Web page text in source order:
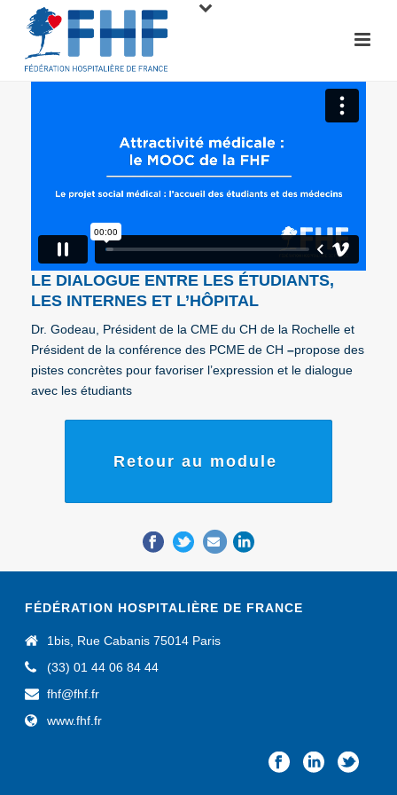
LE DIALOGUE ENTRE LES ÉTUDIANTS,
LES INTERNES ET L’HÔPITAL
Dr. Godeau, Président de la CME du CH de la Rochelle et
Président de la conférence des PCME de CH –propose des
pistes concrètes pour favoriser l’expression et le dialogue
avec les étudiants
Retour au module
FÉDÉRATION HOSPITALIÈRE DE FRANCE
1bis, Rue Cabanis 75014 Paris
(33) 01 44 06 84 44
fhf@fhf.fr
www.fhf.fr